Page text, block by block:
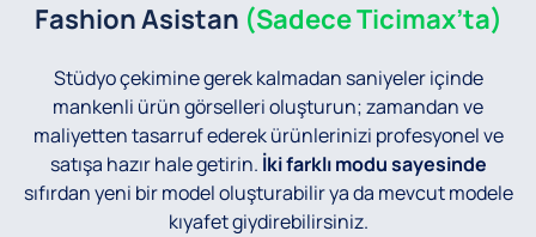
Fashion Asistan (Sadece Ticimax’ta)
Stüdyo çekimine gerek kalmadan saniyeler içinde
mankenli ürün görselleri oluşturun; zamandan ve
maliyetten tasarruf ederek ürünlerinizi profesyonel ve
satışa hazır hale getirin. İki farklı modu sayesinde
sıfırdan yeni bir model oluşturabilir ya da mevcut modele
kıyafet giydirebilirsiniz.